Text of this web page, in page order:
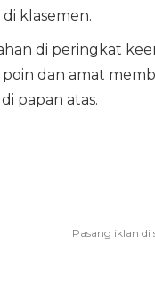
klasemen.
di peringkat
poin dan amat
papan atas.